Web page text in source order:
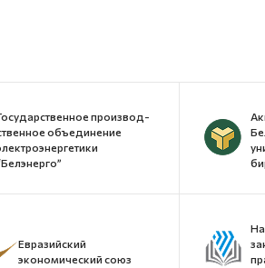
производ-
объединение
Евразийский
экономический союз